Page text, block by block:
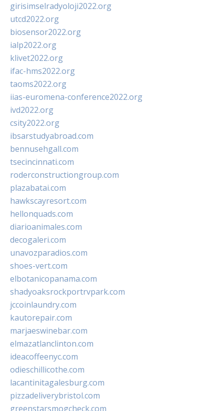
girisimselradyoloji2022.org
utcd2022.org
biosensor2022.org
ialp2022.org
klivet2022.org
ifac-hms2022.org
taoms2022.org
iias-euromena-conference2022.org
ivd2022.org
csity2022.org
ibsarstudyabroad.com
bennusehgall.com
tsecincinnati.com
roderconstructiongroup.com
plazabatai.com
hawkscayresort.com
hellonquads.com
diarioanimales.com
decogaleri.com
unavozparadios.com
shoes-vert.com
elbotanicopanama.com
shadyoaksrockportrvpark.com
jccoinlaundry.com
kautorepair.com
marjaeswinebar.com
elmazatlanclinton.com
ideacoffeenyc.com
odieschillicothe.com
lacantinitagalesburg.com
pizzadeliverybristol.com
greenstarsmogcheck.com